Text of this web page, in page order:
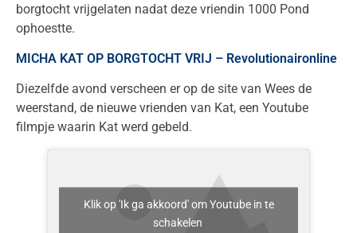
borgtocht vrijgelaten nadat deze vriendin 1000 Pond
ophoestte.
MICHA KAT OP BORGTOCHT VRIJ – Revolutionaironline
Diezelfde avond verscheen er op de site van Wees de
weerstand, de nieuwe vrienden van Kat, een Youtube
filmpje waarin Kat werd gebeld.
Klik op 'Ik ga akkoord' om Youtube in te
schakelen